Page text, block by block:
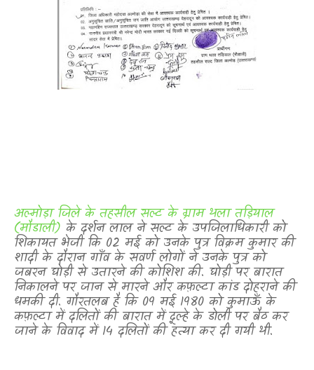
अल्मोड़ा जिले के तहसील सल्ट के ग्राम थला तड़ियाल
(मौडाली) के दर्शन लाल ने सल्ट के उपजिलाधिकारी को
शिकायत भेजी कि 02 मई को उनके पुत्र विक्रम कुमार की
शादी के दौरान गाँव के सवर्ण लोगों ने उनके पुत्र को
जबरन घोड़ी से उतारने की कोशिश की. घोड़ी पर बारात
निकालने पर जान से मारने और कफ़ल्टा कांड दोहराने की
धमकी दी. गौरतलब है कि 09 मई 1980 को कुमाऊँ के
कफ़ल्टा में दलितों की बारात में दूल्हे के डोली पर बैठ कर
जाने के विवाद में 14 दलितों की हत्या कर दी गयी थी.